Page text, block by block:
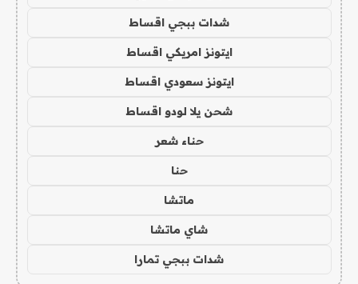
شدات ببجي اقساط
ايتونز امريكي اقساط
ايتونز سعودي اقساط
شحن يلا لودو اقساط
حناء شعر
حنا
ماتشا
شاي ماتشا
شدات ببجي تمارا